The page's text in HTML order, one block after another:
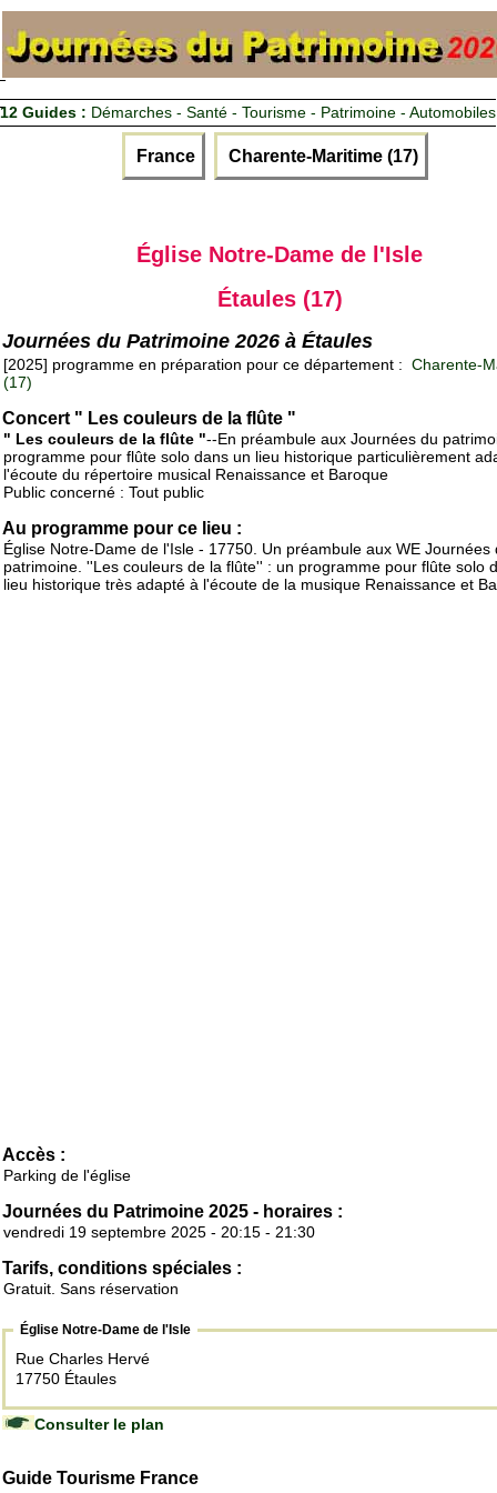
12 Guides : Démarches - Santé - Tourisme - Patrimoine - Automobiles
France Charente-Maritime (17)
Église Notre-Dame de l'Isle
Étaules (17)
Journées du Patrimoine 2026 à Étaules
[2025] programme en préparation pour ce département : Charente-
(17)
Concert " Les couleurs de la flûte "
" Les couleurs de la flûte "--En préambule aux Journées du
programme pour flûte solo dans un lieu historique particulièrement
l'écoute du répertoire musical Renaissance et Baroque
Public concerné : Tout public
Au programme pour ce lieu :
Église Notre-Dame de l'Isle - 17750. Un préambule aux WE Journées
patrimoine. ''Les couleurs de la flûte'' : un programme pour flûte solo
lieu historique très adapté à l'écoute de la musique Renaissance et
Accès :
Parking de l'église
Journées du Patrimoine 2025 - horaires :
vendredi 19 septembre 2025 - 20:15 - 21:30
Tarifs, conditions spéciales :
Gratuit. Sans réservation
Église Notre-Dame de l'Isle
Rue Charles Hervé
17750 Étaules
Consulter le plan
Guide Tourisme France